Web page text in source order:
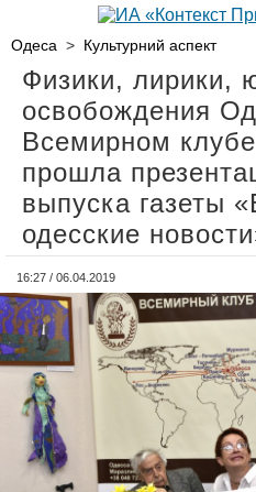
Одеса > Культурний аспект
Физики, лирики,
освобождения
Всемирном
прошла
выпуска газеты
одесские
16:27 / 06.04.2019